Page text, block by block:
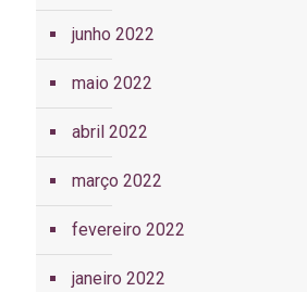
junho 2022
maio 2022
abril 2022
março 2022
fevereiro 2022
janeiro 2022